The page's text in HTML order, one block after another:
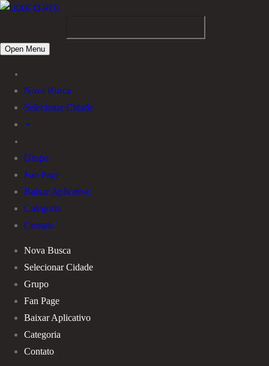
Open Menu
Nova Busca
Selecionar Cidade
Grupo
Fan Page
Baixar Aplicativo
Categoria
Contato
Nova Busca
Selecionar Cidade
Grupo
Fan Page
Baixar Aplicativo
Categoria
Contato